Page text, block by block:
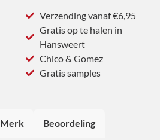
Verzending vanaf €6,95
Gratis op te halen in
Hansweert
Chico & Gomez
Gratis samples
Merk Beoordeling